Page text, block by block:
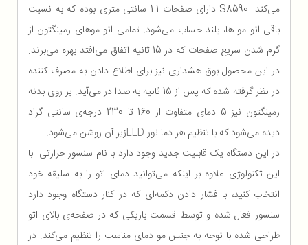
می‌کند. S8590 دارای صفحات 1.1 سانتی متری بوده که به نسبت
باقی اتو مو ها، بلند حساب می‌شود. تمامی اتو موهای رمینگتون از
گرم شدن سریع صفحات که در 15 ثانیه اتفاق می‌افتد بهره می‌برند.
در این محصول بوق هشداری نیز برای اطلاع دادن به مصرف کننده
در نظر گرفته شده که پس از 15 ثانیه به صدا در می‌آید. بر روی بدنه‌
رمینگتون نیز 5 دمای متفاوت از 160 تا 230 درجه‌ی سانتی گراد
دیده می‌شود که با تنظیم هر دما نور LEDزیر آن روشن می‌شود.
در این دستگاه یک قابلیت جدید وجود دارد با نام سنسور حرارتی. با
این تکنولوژی علاوه بر اینکه می‌توانید دمای اتو را به سلیقه خود
انتخاب کنید، با فشار دادن دکمه‌ای که در کنار دستگاه وجود دارد
سنسور فعال شده و توسط قسمت باریکی که در صفحه‌ی بالای اتو
طراحی شده با توجه به جنس مو دمای مناسب را تنظیم می‌کند. در